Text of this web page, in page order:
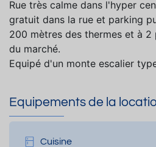
Rue très calme dans l'hyper
gratuit dans la rue et parking
200 mètres des thermes et à 2
du marché.
Equipé d'un monte escalier
Equipements de la
Cuisine